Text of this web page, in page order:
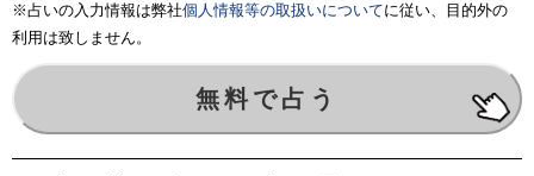
※占いの入力情報は弊社個人情報等の取扱いについてに従い、目的外の
利用は致しません。